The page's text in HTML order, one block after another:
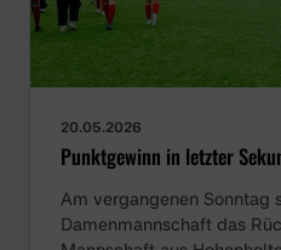
20.05.2026
Punktgewinn in letzter
Am vergangenen Sonntag
Damenmannschaft das